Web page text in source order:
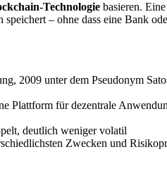
Technologie basieren.
– ohne dass eine Bank
2009 unter dem Pseudonym
Plattform für dezentrale
deutlich weniger volatil
Zwecken und